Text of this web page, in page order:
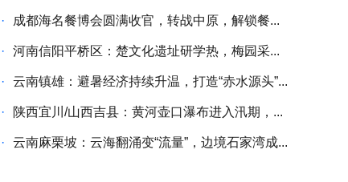
· 成都海名餐博会圆满收官，转战中原，解锁餐...
· 河南信阳平桥区：楚文化遗址研学热，梅园采...
· 云南镇雄：避暑经济持续升温，打造“赤水源头”...
· 陕西宜川/山西吉县：黄河壶口瀑布进入汛期，...
· 云南麻栗坡：云海翻涌变“流量”，边境石家湾成...